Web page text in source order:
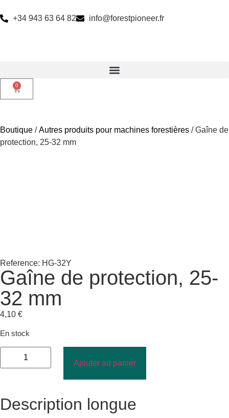
+34 943 63 64 82 info@forestpioneer.fr
0
Boutique /Autres produits pour machines forestières / Gaîne de
protection, 25-32 mm
Reference: HG-32Y
Gaîne de protection, 25-
32 mm
4,10 €
En stock
Ajouter au panier
Description longue